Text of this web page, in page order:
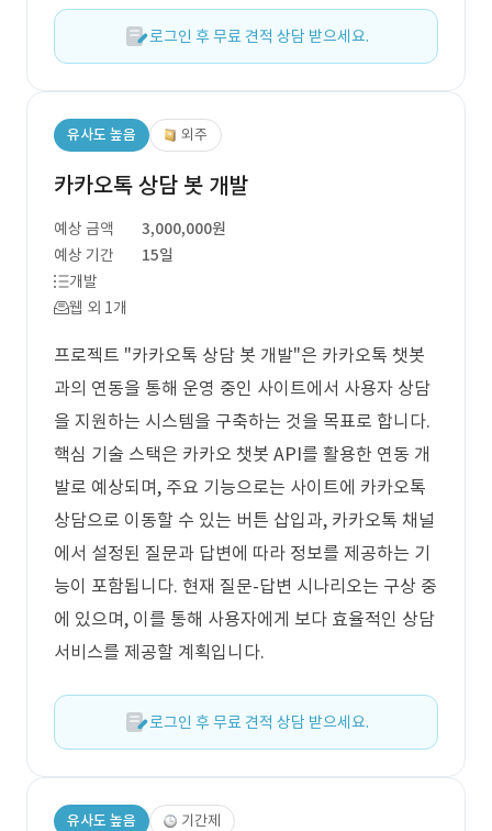
로그인 후 무료 견적 상담 받으세요.
유사도 높음 외주
카카오톡 상담 봇 개발
예상 금액
3,000,000원
예상 기간
15일
개발
웹 외 1개
프로젝트 "카카오톡 상담 봇 개발"은 카카오톡 챗봇
과의 연동을 통해 운영 중인 사이트에서 사용자 상담
을 지원하는 시스템을 구축하는 것을 목표로 합니다.
핵심 기술 스택은 카카오 챗봇 API를 활용한 연동 개
발로 예상되며, 주요 기능으로는 사이트에 카카오톡
상담으로 이동할 수 있는 버튼 삽입과, 카카오톡 채널
에서 설정된 질문과 답변에 따라 정보를 제공하는 기
능이 포함됩니다. 현재 질문-답변 시나리오는 구상 중
에 있으며, 이를 통해 사용자에게 보다 효율적인 상담
서비스를 제공할 계획입니다.
로그인 후 무료 견적 상담 받으세요.
유사도 높음 기간제